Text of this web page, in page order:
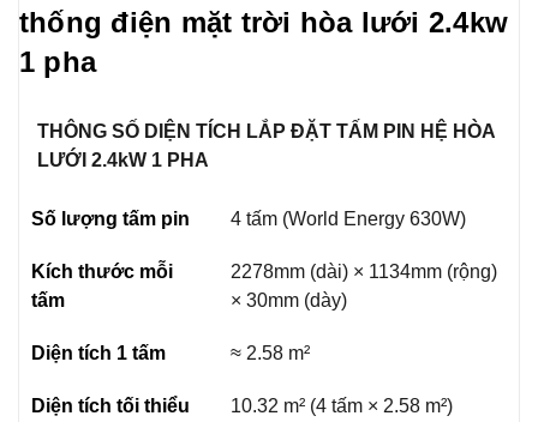
thống điện mặt trời hòa lưới 2.4kw
1 pha
THÔNG SỐ DIỆN TÍCH LẮP ĐẶT TẤM PIN HỆ HÒA
LƯỚI 2.4kW 1 PHA
Số lượng tấm pin 4 tấm (World Energy 630W)
Kích thước mỗi
tấm
2278mm (dài) × 1134mm (rộng)
× 30mm (dày)
Diện tích 1 tấm ≈ 2.58 m²
Diện tích tối thiểu 10.32 m² (4 tấm × 2.58 m²)